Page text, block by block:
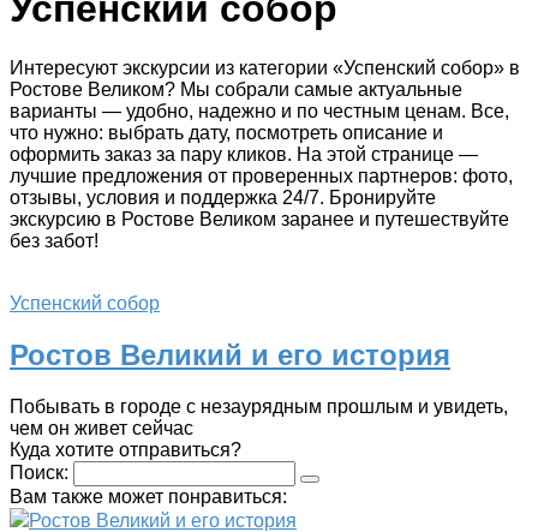
Успенский собор
Интересуют экскурсии из категории «Успенский собор» в
Ростове Великом? Мы собрали самые актуальные
варианты — удобно, надежно и по честным ценам. Все,
что нужно: выбрать дату, посмотреть описание и
оформить заказ за пару кликов. На этой странице —
лучшие предложения от проверенных партнеров: фото,
отзывы, условия и поддержка 24/7. Бронируйте
экскурсию в Ростове Великом заранее и путешествуйте
без забот!
Успенский собор
Ростов Великий и его история
Побывать в городе с незаурядным прошлым и увидеть,
чем он живет сейчас
Куда хотите отправиться?
Поиск:
Вам также может понравиться:
Ростов Великий и его история